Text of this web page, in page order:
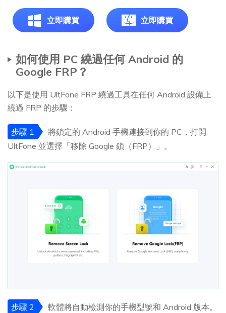
立即購買 立即購買
如何使用 PC 繞過任何 Android 的
Google FRP？
以下是使用 UltFone FRP 繞過工具在任何 Android 設備上
繞過 FRP 的步驟：
步驟 1
將鎖定的 Android 手機連接到你的 PC，打開
UltFone 並選擇「移除 Google 鎖（FRP）」。
步驟 2
軟體將自動檢測你的手機型號和 Android 版本。